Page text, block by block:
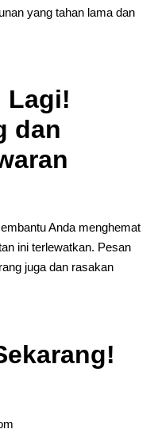
yang tahan lama dan
Lagi!
dan
Anda menghemat
ini terlewatkan. Pesan
juga dan rasakan